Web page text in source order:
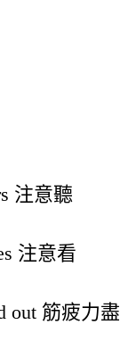
注意聽
注意看
out 筋疲力盡